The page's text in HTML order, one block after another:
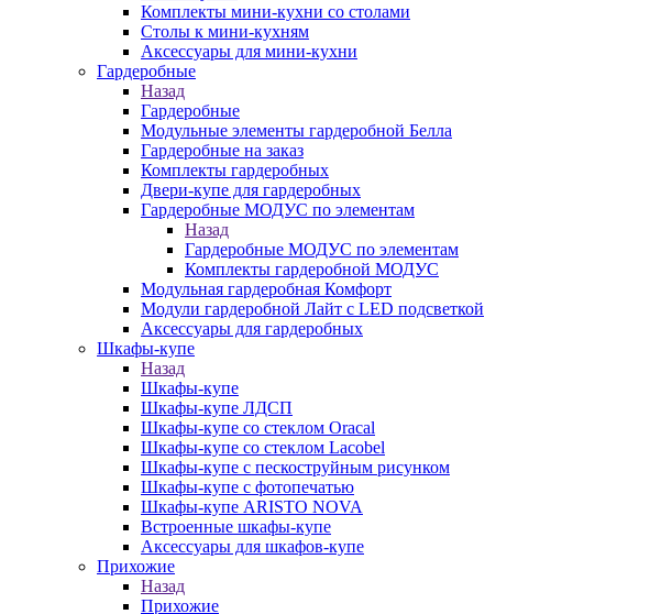
Комплекты мини-кухни со столами
Столы к мини-кухням
Аксессуары для мини-кухни
Гардеробные
Назад
Гардеробные
Модульные элементы гардеробной Белла
Гардеробные на заказ
Комплекты гардеробных
Двери-купе для гардеробных
Гардеробные МОДУС по элементам
Назад
Гардеробные МОДУС по элементам
Комплекты гардеробной МОДУС
Модульная гардеробная Комфорт
Модули гардеробной Лайт с LED подсветкой
Аксессуары для гардеробных
Шкафы-купе
Назад
Шкафы-купе
Шкафы-купе ЛДСП
Шкафы-купе со стеклом Oracal
Шкафы-купе со стеклом Lacobel
Шкафы-купе с пескоструйным рисунком
Шкафы-купе с фотопечатью
Шкафы-купе ARISTO NOVA
Встроенные шкафы-купе
Аксессуары для шкафов-купе
Прихожие
Назад
Прихожие